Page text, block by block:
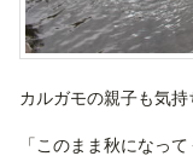
カルガモの親子も気持
「このまま秋になっ